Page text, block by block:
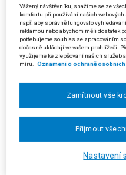
tzv. červené zóně zlikvidovala
důsledku čehož vznikla
škoda vyčíslena na 1 221
představuje částku 50 000 Kč.
Žalobkyně dne 20. 11. 2017
vyslovil na jednání subjektů
2017 v Lukově. Ministr zde
zemědělcům, kteří mají pozemky
zemědělství, odboru
žádost žalobkyně podle § 44
zamítnuta. Žádost žalobkyně
Vážený návštěvníku, snažíme se ze
komfortu při používání našich
např. aby správně fungovalo
reklamou nebo abychom měli dostatek
potřebujeme souhlas se zpracováním
dočasně ukládají ve vašem prohlížeči.
využijeme ke zlepšování našich služeb
míru.
Oznámení o ochraně
Nastavení
Zamítnout vše
Přijmout